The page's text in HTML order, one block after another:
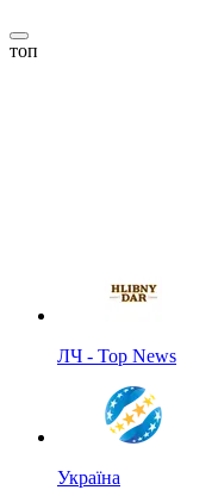
топ
ЛЧ - Top News
Україна